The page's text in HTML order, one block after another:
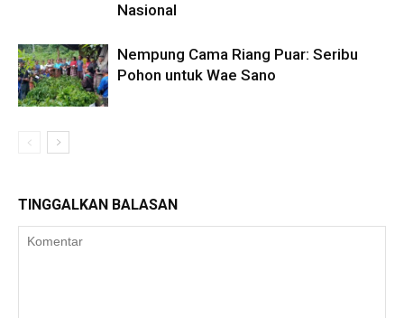
Nasional
Nempung Cama Riang Puar: Seribu
Pohon untuk Wae Sano
TINGGALKAN BALASAN